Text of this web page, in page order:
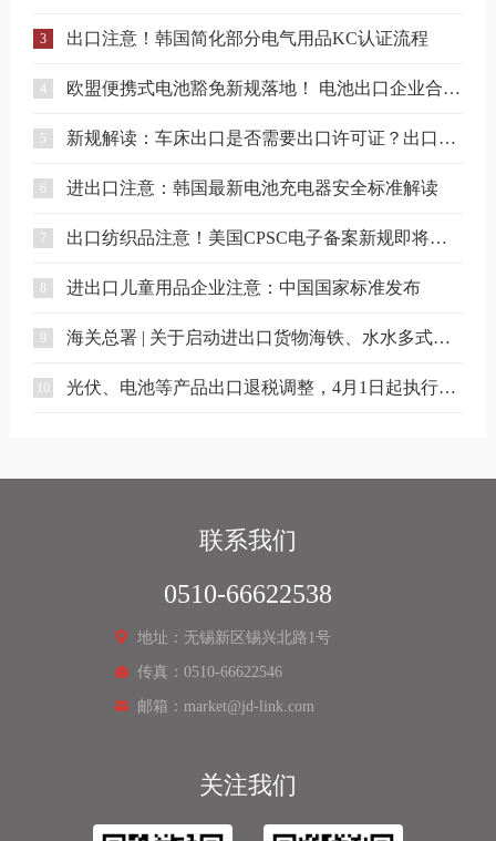
3 出口注意！韩国简化部分电气用品KC认证流程
4 欧盟便携式电池豁免新规落地！ 电池出口企业合规要点解读
5 新规解读：车床出口是否需要出口许可证？出口合规注意事项
6 进出口注意：韩国最新电池充电器安全标准解读
7 出口纺织品注意！美国CPSC电子备案新规即将实施
进出口儿童用品企业注意：中国国家标准发布
9 海关总署 | 关于启动进出口货物海铁、水水多式联运业务模式试点相关事项的公告
光伏、电池等产品出口退税调整，4月1日起执行（附详细清单）
联系我们
0510-66622538
地址：无锡新区锡兴北路1号
传真：0510-66622546
邮箱：market@jd-link.com
关注我们